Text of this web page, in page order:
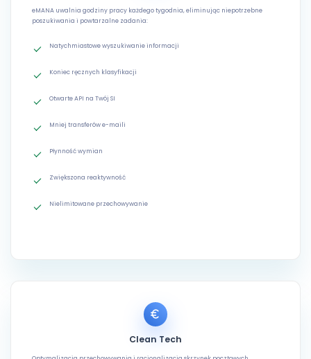
eMANA uwalnia godziny pracy każdego tygodnia, eliminując niepotrzebne
poszukiwania i powtarzalne zadania:
Natychmiastowe wyszukiwanie informacji
Koniec ręcznych klasyfikacji
Otwarte API na Twój SI
Mniej transferów e-maili
Płynność wymian
Zwiększona reaktywność
Nielimitowane przechowywanie
Clean Tech